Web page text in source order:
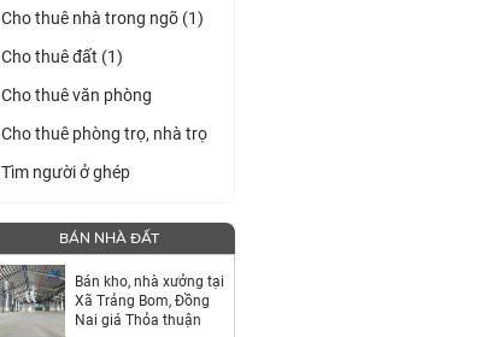
Cho thuê nhà trong ngõ (1)
Cho thuê đất (1)
Cho thuê văn phòng
Cho thuê phòng trọ, nhà trọ
Tìm người ở ghép
BÁN NHÀ ĐẤT
Bán kho, nhà xưởng tại
Xã Trảng Bom, Đồng
Nai giá Thỏa thuận